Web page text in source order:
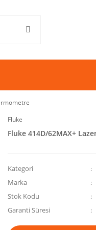
Fluke
Fluke 414D/62MAX+
Kategori
Marka
Stok Kodu
Garanti Süresi